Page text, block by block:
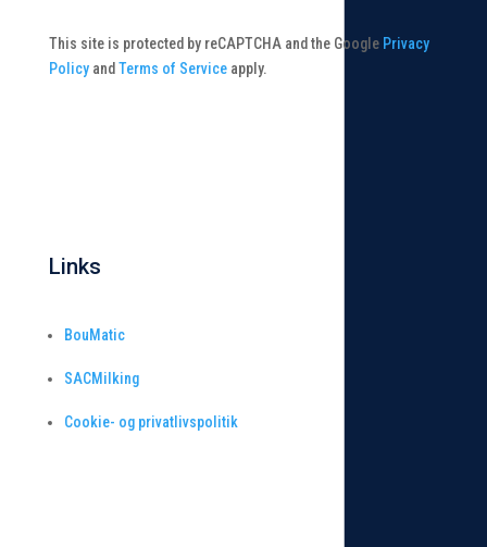
This site is protected by reCAPTCHA and the Google Privacy
PolicyandTerms of Serviceapply.
Links
BouMatic
SACMilking
Cookie- og privatlivspolitik